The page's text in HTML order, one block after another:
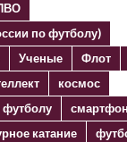
по футболу)
Ученые Флот
космос
футболу
катание